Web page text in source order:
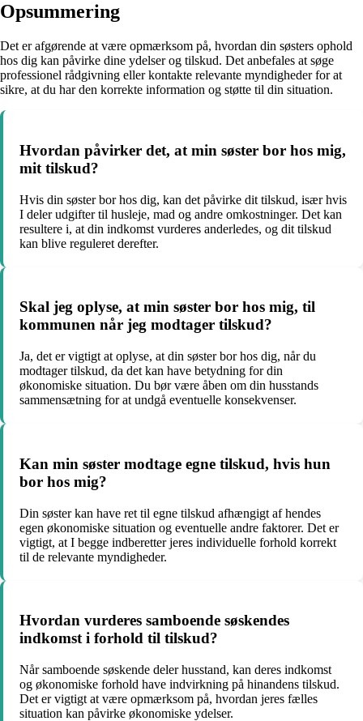
Opsummering
Det er afgørende at være opmærksom på, hvordan din søsters ophold
hos dig kan påvirke dine ydelser og tilskud. Det anbefales at søge
professionel rådgivning eller kontakte relevante myndigheder for at
sikre, at du har den korrekte information og støtte til din situation.
Hvordan påvirker det, at min søster bor hos mig,
mit tilskud?
Hvis din søster bor hos dig, kan det påvirke dit tilskud, især hvis
I deler udgifter til husleje, mad og andre omkostninger. Det kan
resultere i, at din indkomst vurderes anderledes, og dit tilskud
kan blive reguleret derefter.
Skal jeg oplyse, at min søster bor hos mig, til
kommunen når jeg modtager tilskud?
Ja, det er vigtigt at oplyse, at din søster bor hos dig, når du
modtager tilskud, da det kan have betydning for din
økonomiske situation. Du bør være åben om din husstands
sammensætning for at undgå eventuelle konsekvenser.
Kan min søster modtage egne tilskud, hvis hun
bor hos mig?
Din søster kan have ret til egne tilskud afhængigt af hendes
egen økonomiske situation og eventuelle andre faktorer. Det er
vigtigt, at I begge indberetter jeres individuelle forhold korrekt
til de relevante myndigheder.
Hvordan vurderes samboende søskendes
indkomst i forhold til tilskud?
Når samboende søskende deler husstand, kan deres indkomst
og økonomiske forhold have indvirkning på hinandens tilskud.
Det er vigtigt at være opmærksom på, hvordan jeres fælles
situation kan påvirke økonomiske ydelser.